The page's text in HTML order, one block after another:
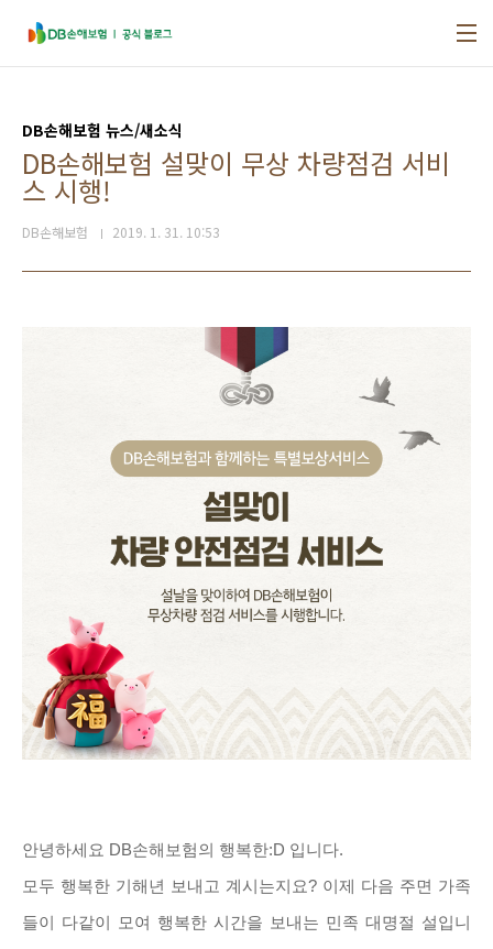
DB손해보험 뉴스/새소식
DB손해보험 설맞이 무상 차량점검 서비
스 시행!
DB손해보험 2019. 1. 31. 10:53
안녕하세요 DB손해보험의 행복한:D 입니다.
모두 행복한 기해년 보내고 계시는지요? 이제 다음 주면 가족
들이 다같이 모여 행복한 시간을 보내는 민족 대명절 설입니